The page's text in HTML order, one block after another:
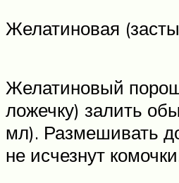
Желатиновая
Желатиновый
ложечку) залить
мл). Размешивать
не исчезнут